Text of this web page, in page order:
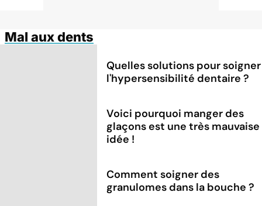
Mal aux dents
Quelles solutions pour soigner
l'hypersensibilité dentaire ?
Voici pourquoi manger des
glaçons est une très mauvaise
idée !
Comment soigner des
granulomes dans la bouche ?